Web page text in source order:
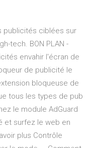
publicités ciblées sur
tech. BON PLAN -
envahir l'écran de
de publicité le
bloqueuse de
tous les types de pub
le module AdGuard
et surfez le web en
plus Contrôle